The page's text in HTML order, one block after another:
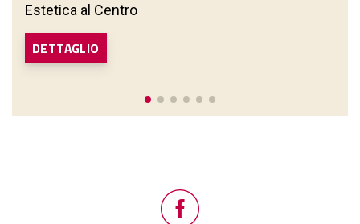
Estetica al Centro
DETTAGLIO